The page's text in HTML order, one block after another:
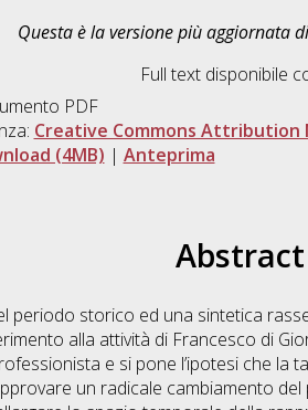
Questa è la versione più aggiornata
Full text disponibile
PDF
Creative Commons Attribution
(4MB) | Anteprima
Abstract
periodo storico ed una sintetica
alla attività di Francesco di
e si pone l’ipotesi che
un radicale cambiamento